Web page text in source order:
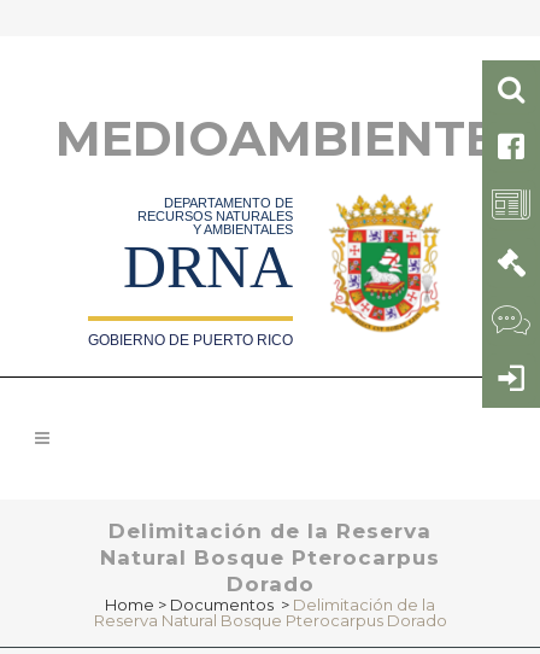
MEDIOAMBIENTE
DEPARTAMENTO DE
RECURSOS NATURALES
Y AMBIENTALES
DRNA
GOBIERNO DE PUERTO RICO
Delimitación de la Reserva
Natural Bosque Pterocarpus
Dorado
Home > Documentos > Delimitación de la
Reserva Natural Bosque Pterocarpus Dorado